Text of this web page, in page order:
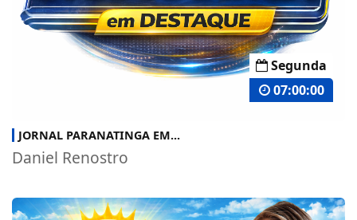
Segunda
07:00:00
JORNAL PARANATINGA EM...
Daniel Renostro